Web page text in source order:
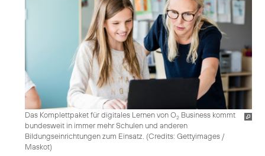
Das Komplettpaket für digitales Lernen von O2 Business kommt
bundesweit in immer mehr Schulen und anderen
Bildungseinrichtungen zum Einsatz. (Credits: Gettyimages /
Maskot)